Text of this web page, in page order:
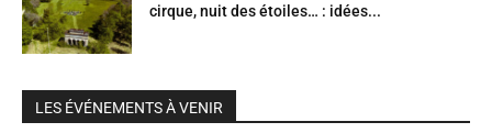
cirque, nuit des étoiles… : idées...
LES ÉVÉNEMENTS À VENIR